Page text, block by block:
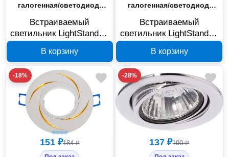
Тип лампы
галогенная/светодиодная
Встраиваемый
светильник LightStandart
черный/хром IT8500
В корзину
Тип лампы
галогенная/светодиодная
Встраиваемый
светильник LightStandart
хром IT8487
В корзину
-18%
151 ₽184 ₽
-28%
137 ₽190 ₽